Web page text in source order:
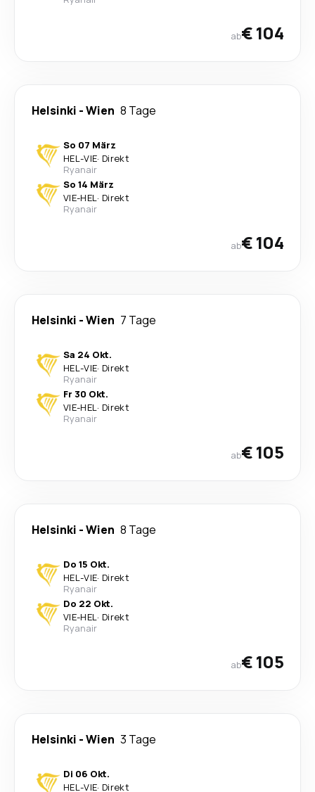
ab€ 104
Helsinki -Wien 8 Tage
So 07 März
HEL-VIE· Direkt
Ryanair
So 14 März
VIE-HEL· Direkt
Ryanair
ab€ 104
Helsinki -Wien 7 Tage
Sa 24 Okt.
HEL-VIE· Direkt
Ryanair
Fr 30 Okt.
VIE-HEL· Direkt
Ryanair
ab€ 105
Helsinki -Wien 8 Tage
Do 15 Okt.
HEL-VIE· Direkt
Ryanair
Do 22 Okt.
VIE-HEL· Direkt
Ryanair
ab€ 105
Helsinki -Wien 3 Tage
Di 06 Okt.
HEL-VIE· Direkt